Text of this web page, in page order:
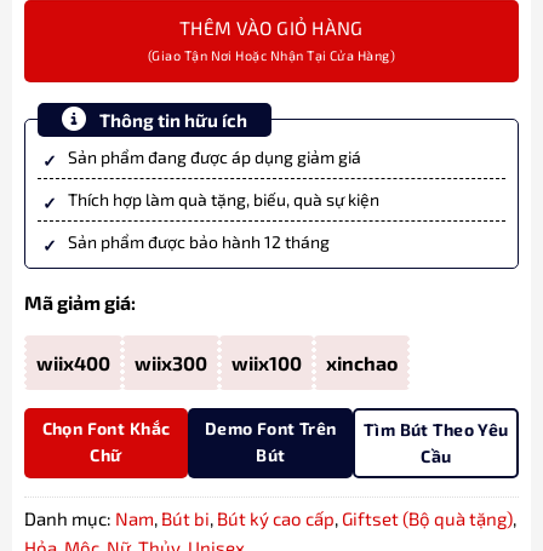
THÊM VÀO GIỎ HÀNG
Thông tin hữu ích
Sản phẩm đang được áp dụng giảm giá
Thích hợp làm quà tặng, biếu, quà sự kiện
Sản phẩm được bảo hành 12 tháng
Mã giảm giá:
wiix400 wiix300 wiix100 xinchao
Chọn Font Khắc
Chữ
Demo Font Trên
Bút
Tìm Bút Theo Yêu
Cầu
Danh mục: Nam, Bút bi, Bút ký cao cấp, Giftset (Bộ quà tặng),